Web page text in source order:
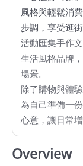
館
會
展
臺
北
回
饋
場
風格與輕鬆消
步調，享受逛
活動匯集手作
生活風格品牌
場景。
除了購物與體
為自己準備一
心意，讓日常
Overview